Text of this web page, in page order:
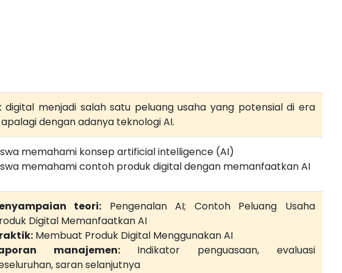
digital menjadi salah satu peluang usaha yang potensial di era
dengan adanya teknologi AI.
memahami konsep artificial intelligence (AI)
memahami contoh produk digital dengan memanfaatkan AI
teori: Pengenalan AI; Contoh Peluang Usaha
Digital Memanfaatkan AI
Membuat Produk Digital Menggunakan AI
manajemen:Indikator penguasaan, evaluasi
saran selanjutnya